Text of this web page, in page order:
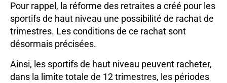
Pour rappel, la réforme des retraites a créé pour les
sportifs de haut niveau une possibilité de rachat de
trimestres. Les conditions de ce rachat sont
désormais précisées.
Ainsi, les sportifs de haut niveau peuvent racheter,
dans la limite totale de 12 trimestres, les périodes